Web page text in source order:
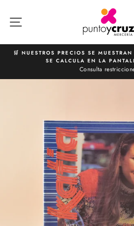
directamente
🛒 NUESTROS PRECIOS SE
SE CALCULA EN LA
Consulta